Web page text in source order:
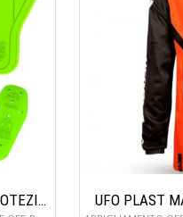
UFO PLAST GIACCA TAIGA CON PROTEZIONI INCLUSE JA13002 UFO PLAST